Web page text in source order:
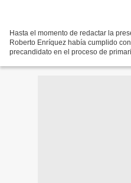
Hasta el momento de redactar la
Roberto Enríquez había cumplido
precandidato en el proceso de